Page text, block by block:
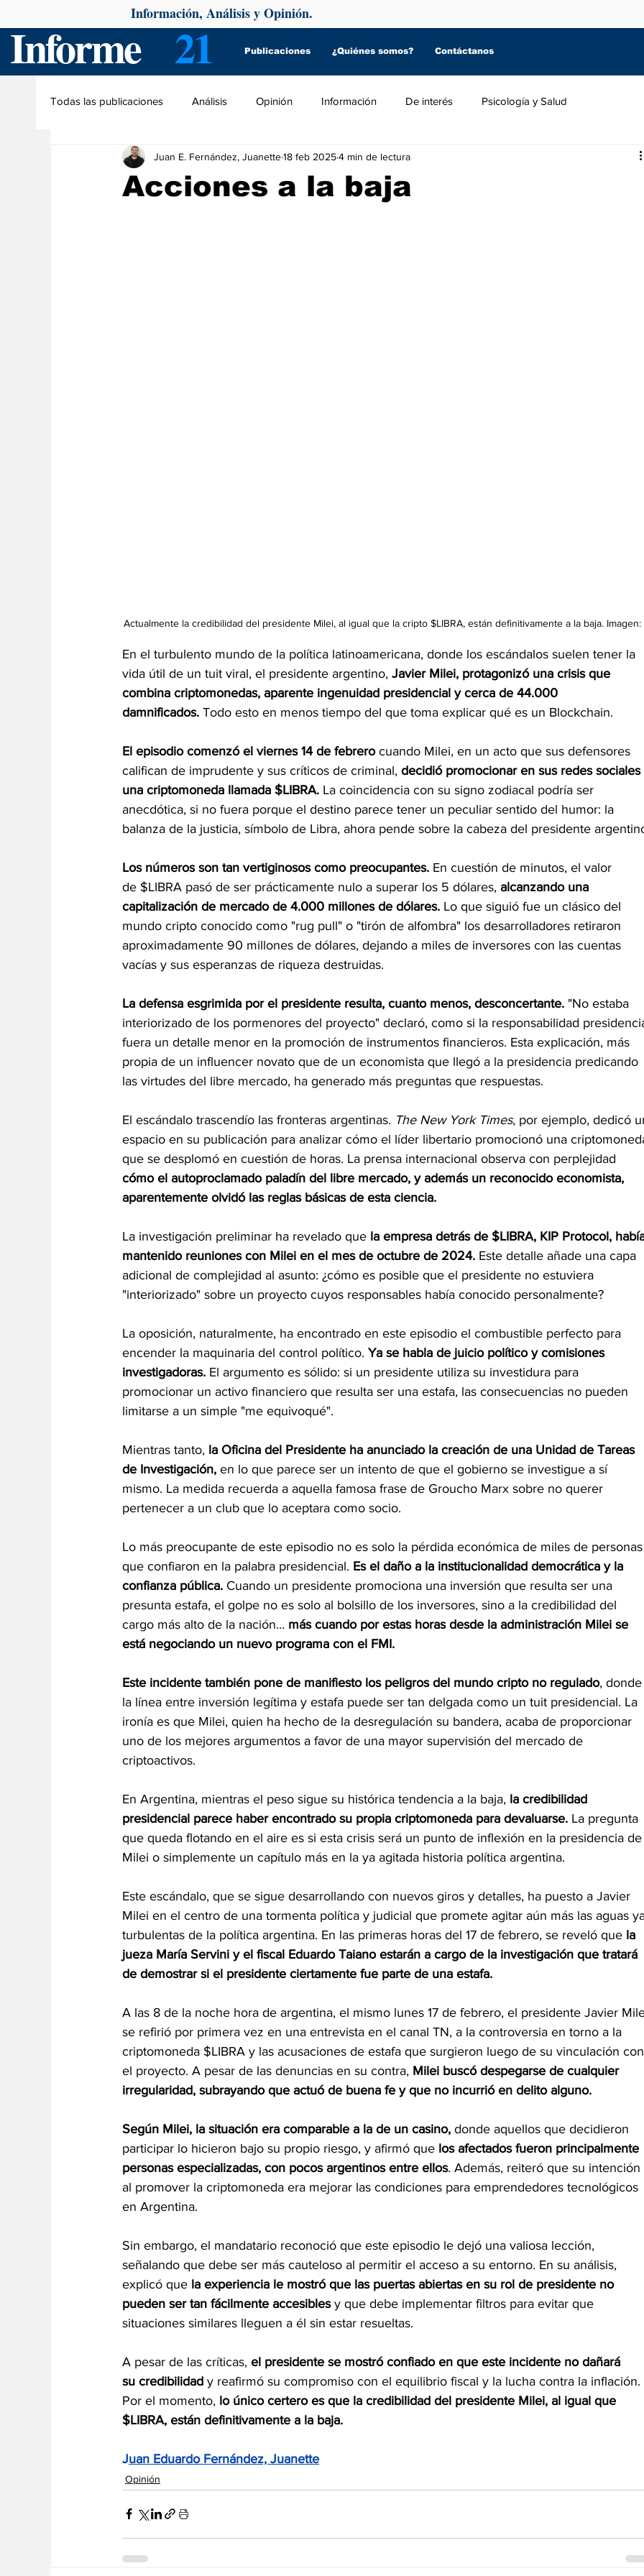
Informe 21 Publicaciones ¿Quiénes somos? Contáctanos
Información, Análisis y Opinión.
Todas las publicaciones Análisis Opinión Información De interés Psicología y Salud
Acciones a la baja
Juan E. Fernández, Juanette18 feb 20254 min de lectura
Actualmente la credibilidad del presidente Milei, al igual que la cripto $LIBRA, están definitivamente a la baja. Imagen:
En el turbulento mundo de la política latinoamericana, donde los escándalos suelen tener la
vida útil de un tuit viral, el presidente argentino, Javier Milei, protagonizó una crisis que
combina criptomonedas, aparente ingenuidad presidencial y cerca de 44.000
damnificados. Todo esto en menos tiempo del que toma explicar qué es un Blockchain.
El episodio comenzó el viernes 14 de febrero cuando Milei, en un acto que sus defensores
califican de imprudente y sus críticos de criminal, decidió promocionar en sus redes sociales
una criptomoneda llamada $LIBRA. La coincidencia con su signo zodiacal podría ser
anecdótica, si no fuera porque el destino parece tener un peculiar sentido del humor: la
balanza de la justicia, símbolo de Libra, ahora pende sobre la cabeza del presidente
Los números son tan vertiginosos como preocupantes. En cuestión de minutos, el valor
de $LIBRA pasó de ser prácticamente nulo a superar los 5 dólares, alcanzando una
capitalización de mercado de 4.000 millones de dólares. Lo que siguió fue un clásico del
mundo cripto conocido como "rug pull" o "tirón de alfombra" los desarrolladores retiraron
aproximadamente 90 millones de dólares, dejando a miles de inversores con las cuentas
vacías y sus esperanzas de riqueza destruidas.
La defensa esgrimida por el presidente resulta, cuanto menos, desconcertante. "No estaba
interiorizado de los pormenores del proyecto" declaró, como si la responsabilidad
fuera un detalle menor en la promoción de instrumentos financieros. Esta explicación, más
propia de un influencer novato que de un economista que llegó a la presidencia predicando
las virtudes del libre mercado, ha generado más preguntas que respuestas.
El escándalo trascendío las fronteras argentinas. The New York Times, por ejemplo, dedicó
espacio en su publicación para analizar cómo el líder libertario promocionó una
que se desplomó en cuestión de horas. La prensa internacional observa con perplejidad
cómo el autoproclamado paladín del libre mercado, y además un reconocido economista,
aparentemente olvidó las reglas básicas de esta ciencia.
La investigación preliminar ha revelado que la empresa detrás de $LIBRA, KIP Protocol,
mantenido reuniones con Milei en el mes de octubre de 2024. Este detalle añade una capa
adicional de complejidad al asunto: ¿cómo es posible que el presidente no estuviera
"interiorizado" sobre un proyecto cuyos responsables había conocido personalmente?
La oposición, naturalmente, ha encontrado en este episodio el combustible perfecto para
encender la maquinaria del control político. Ya se habla de juicio político y comisiones
investigadoras. El argumento es sólido: si un presidente utiliza su investidura para
promocionar un activo financiero que resulta ser una estafa, las consecuencias no pueden
limitarse a un simple "me equivoqué".
Mientras tanto, la Oficina del Presidente ha anunciado la creación de una Unidad de Tareas
de Investigación, en lo que parece ser un intento de que el gobierno se investigue a sí
mismo. La medida recuerda a aquella famosa frase de Groucho Marx sobre no querer
pertenecer a un club que lo aceptara como socio.
Lo más preocupante de este episodio no es solo la pérdida económica de miles de
que confiaron en la palabra presidencial. Es el daño a la institucionalidad democrática y la
confianza pública. Cuando un presidente promociona una inversión que resulta ser una
presunta estafa, el golpe no es solo al bolsillo de los inversores, sino a la credibilidad del
cargo más alto de la nación… más cuando por estas horas desde la administración Milei se
está negociando un nuevo programa con el FMI.
Este incidente también pone de manifiesto los peligros del mundo cripto no regulado,
la línea entre inversión legítima y estafa puede ser tan delgada como un tuit presidencial. La
ironía es que Milei, quien ha hecho de la desregulación su bandera, acaba de proporcionar
uno de los mejores argumentos a favor de una mayor supervisión del mercado de
criptoactivos.
En Argentina, mientras el peso sigue su histórica tendencia a la baja, la credibilidad
presidencial parece haber encontrado su propia criptomoneda para devaluarse. La pregunta
que queda flotando en el aire es si esta crisis será un punto de inflexión en la presidencia
Milei o simplemente un capítulo más en la ya agitada historia política argentina.
Este escándalo, que se sigue desarrollando con nuevos giros y detalles, ha puesto a Javier
Milei en el centro de una tormenta política y judicial que promete agitar aún más las aguas
turbulentas de la política argentina. En las primeras horas del 17 de febrero, se reveló que la
jueza María Servini y el fiscal Eduardo Taiano estarán a cargo de la investigación que tratará
de demostrar si el presidente ciertamente fue parte de una estafa.
A las 8 de la noche hora de argentina, el mismo lunes 17 de febrero, el presidente Javier
se refirió por primera vez en una entrevista en el canal TN, a la controversia en torno a la
criptomoneda $LIBRA y las acusaciones de estafa que surgieron luego de su vinculación
el proyecto. A pesar de las denuncias en su contra, Milei buscó despegarse de cualquier
irregularidad, subrayando que actuó de buena fe y que no incurrió en delito alguno.
Según Milei, la situación era comparable a la de un casino, donde aquellos que decidieron
participar lo hicieron bajo su propio riesgo, y afirmó que los afectados fueron principalmente
personas especializadas, con pocos argentinos entre ellos. Además, reiteró que su intención
al promover la criptomoneda era mejorar las condiciones para emprendedores tecnológicos
en Argentina.
Sin embargo, el mandatario reconoció que este episodio le dejó una valiosa lección,
señalando que debe ser más cauteloso al permitir el acceso a su entorno. En su análisis,
explicó que la experiencia le mostró que las puertas abiertas en su rol de presidente no
pueden ser tan fácilmente accesibles y que debe implementar filtros para evitar que
situaciones similares lleguen a él sin estar resueltas.
A pesar de las críticas, el presidente se mostró confiado en que este incidente no dañará
su credibilidad y reafirmó su compromiso con el equilibrio fiscal y la lucha contra la inflación.
Por el momento, lo único certero es que la credibilidad del presidente Milei, al igual que
$LIBRA, están definitivamente a la baja.
Juan Eduardo Fernández, Juanette
Opinión